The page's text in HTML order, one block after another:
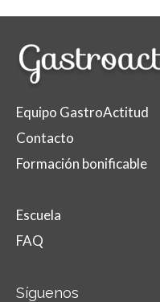
Equipo GastroActitud
Contacto
Formación bonificable
Escuela
FAQ
Síguenos